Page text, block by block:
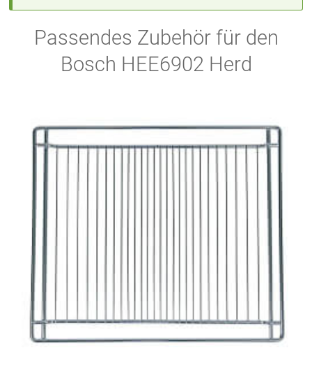
Passendes Zubehör für den
Bosch HEE6902 Herd